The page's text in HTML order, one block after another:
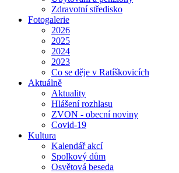
Zdravotní středisko
Fotogalerie
2026
2025
2024
2023
Co se děje v Ratíškovicích
Aktuálně
Aktuality
Hlášení rozhlasu
ZVON - obecní noviny
Covid-19
Kultura
Kalendář akcí
Spolkový dům
Osvětová beseda